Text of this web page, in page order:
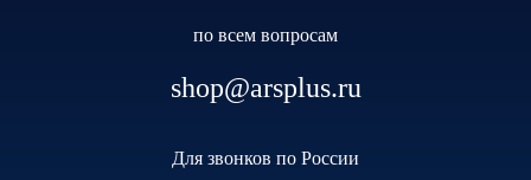
по всем вопросам
shop@arsplus.ru
Для звонков по России